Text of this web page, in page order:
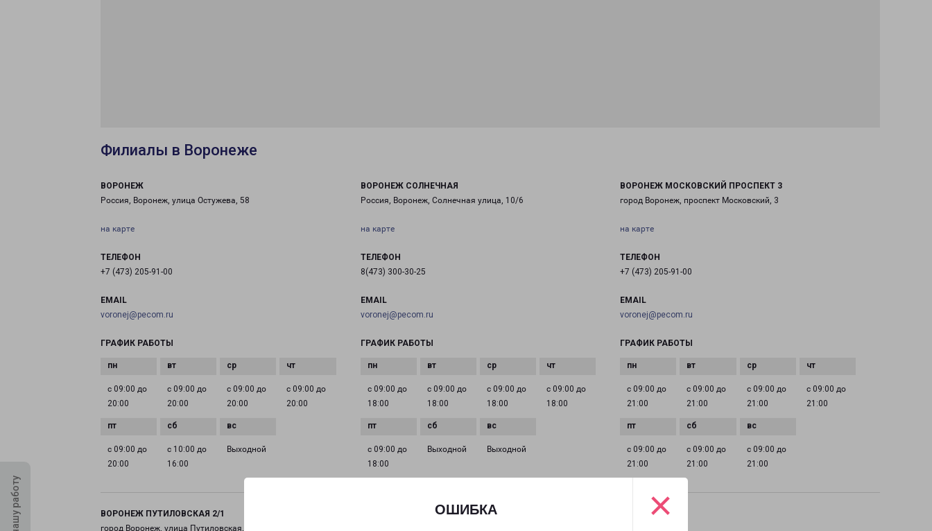
ОШИБКА ×
Филиалы в Воронеже
ВОРОНЕЖ
Россия, Воронеж, улица Остужева, 58
на карте
ТЕЛЕФОН
+7 (473) 205-91-00
EMAIL
voronej@pecom.ru
ГРАФИК РАБОТЫ
с 09:00 до
20:00
с 09:00 до
20:00
с 09:00 до
20:00
с 09:00 до
20:00
с 09:00 до
20:00
с 10:00 до
16:00
Выходной
ВОРОНЕЖ СОЛНЕЧНАЯ
Россия, Воронеж, Солнечная улица, 10/6
на карте
ТЕЛЕФОН
8(473) 300-30-25
EMAIL
voronej@pecom.ru
ГРАФИК РАБОТЫ
с 09:00 до
18:00
с 09:00 до
18:00
с 09:00 до
18:00
с 09:00 до
18:00
с 09:00 до
18:00
Выходной Выходной
ВОРОНЕЖ МОСКОВСКИЙ ПРОСПЕКТ 3
город Воронеж, проспект Московский, 3
на карте
ТЕЛЕФОН
+7 (473) 205-91-00
EMAIL
voronej@pecom.ru
ГРАФИК РАБОТЫ
с 09:00 до
21:00
с 09:00 до
21:00
с 09:00 до
21:00
с 09:00 до
21:00
с 09:00 до
21:00
с 09:00 до
21:00
с 09:00 до
21:00
ВОРОНЕЖ ПУТИЛОВСКАЯ 2/1
город Воронеж, улица Путиловская, 2 корпус 1